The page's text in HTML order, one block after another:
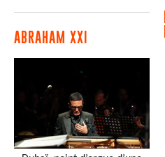
ABRAHAM XXI